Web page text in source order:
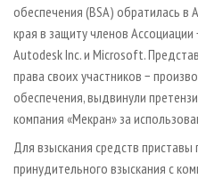
БИОЭНЕРГЕТИКА
ЦБП
ИНСТРУМЕНТ И
RUSSIAN FORESTRY REVIEW
ГАЗЕТА ЛЕСПРОМФОРУМ
БИБЛИОТЕКА СПЕЦИАЛИСТА
обеспечения (BSA) обратилась в
края в защиту членов
Autodesk Inc. и Microsoft.
права своих участников −
обеспечения, выдвинули
компания «Мекран» за
Для взыскания средств
принудительного взыскания с